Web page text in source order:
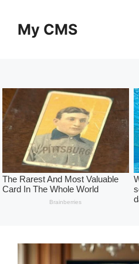
contentMy CMS